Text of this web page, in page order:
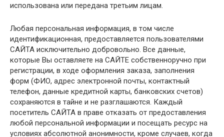
использована или передана третьим лицам.
Любая персональная информация, в том числе
идентификационная, предоставляется пользователями
САЙТА исключительно добровольно. Все данные,
которые Вы оставляете на САЙТЕ собственноручно при
регистрации, в ходе оформления заказа, заполнения
форм (ФИО, адрес электронной почты, контактный
телефон, данные кредитной карты, банковских счетов)
сохраняются в тайне и не разглашаются. Каждый
посетитель САЙТА в праве отказать от предоставления
любой персональной информации и посещать ресурс на
условиях абсолютной анонимности, кроме случаев, когда